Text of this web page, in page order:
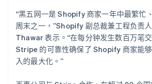
“黑五网一是 Shopify 商家一年中最繁忙
周末之一，”Shopify 副总裁兼工程负责
Thawar 表示。“在每分钟发生数百万笔
Stripe 的可靠性确保了 Shopify 商家能
入的最大化。”
English
巴西
Português English
保加利亚
English
比利时